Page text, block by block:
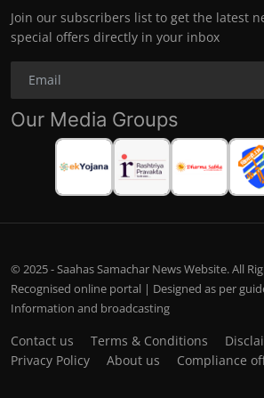
Join our subscribers list to get the latest
special offers directly in your inbox
Our Media Groups
© 2025 - Saahas Samachar News Website. All
Recognised online portal | Designed as per
Information and broadcasting
Contact us Terms & Conditions
Privacy Policy
About us Compliance